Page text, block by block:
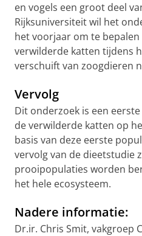
en vogels een groot deel
Rijksuniversiteit wil het
het voorjaar om te
verwilderde katten tijdens
verschuift van zoogdieren
Vervolg
Dit onderzoek is een
de verwilderde katten op
basis van deze eerste
vervolg van de dieetstudie
prooipopulaties worden
het hele ecosysteem.
Nadere informatie:
Dr.ir. Chris Smit, vakgroep